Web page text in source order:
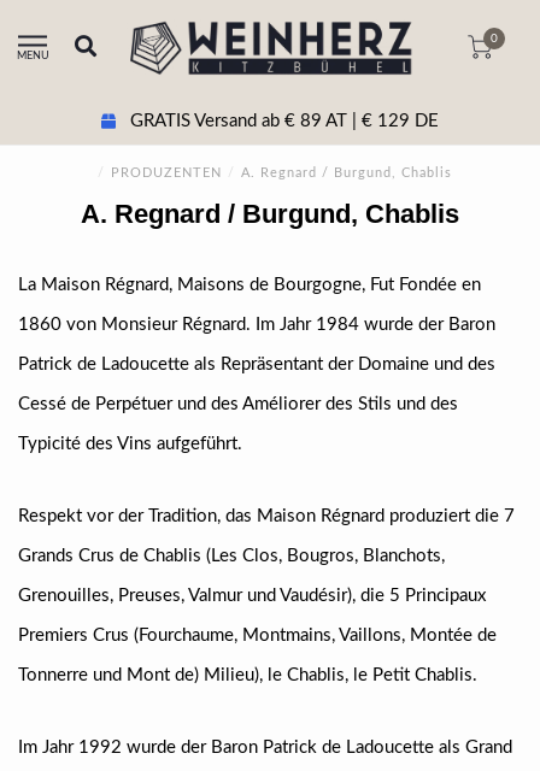
MENU
0
GRATIS Versand ab € 89 AT | € 129 DE
/ PRODUZENTEN / A. Regnard / Burgund, Chablis
A. Regnard / Burgund, Chablis
La Maison Régnard, Maisons de Bourgogne, Fut Fondée en
1860 von Monsieur Régnard. Im Jahr 1984 wurde der Baron
Patrick de Ladoucette als Repräsentant der Domaine und des
Cessé de Perpétuer und des Améliorer des Stils und des
Typicité des Vins aufgeführt.
Respekt vor der Tradition, das Maison Régnard produziert die 7
Grands Crus de Chablis (Les Clos, Bougros, Blanchots,
Grenouilles, Preuses, Valmur und Vaudésir), die 5 Principaux
Premiers Crus (Fourchaume, Montmains, Vaillons, Montée de
Tonnerre und Mont de) Milieu), le Chablis, le Petit Chablis.
Im Jahr 1992 wurde der Baron Patrick de Ladoucette als Grand